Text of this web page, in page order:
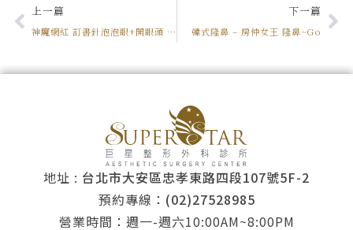
上一篇
神魔網紅 訂書針泡泡眼+開眼頭 美麗變身 讓妳認不出
下一篇
韓式隆鼻 – 房仲女王 隆鼻~Go
地址 : 台北市大安區忠孝東路四段107號5F-2
預約專線： (02)27528985
營業時間：週一-週六10:00AM~8:00PM